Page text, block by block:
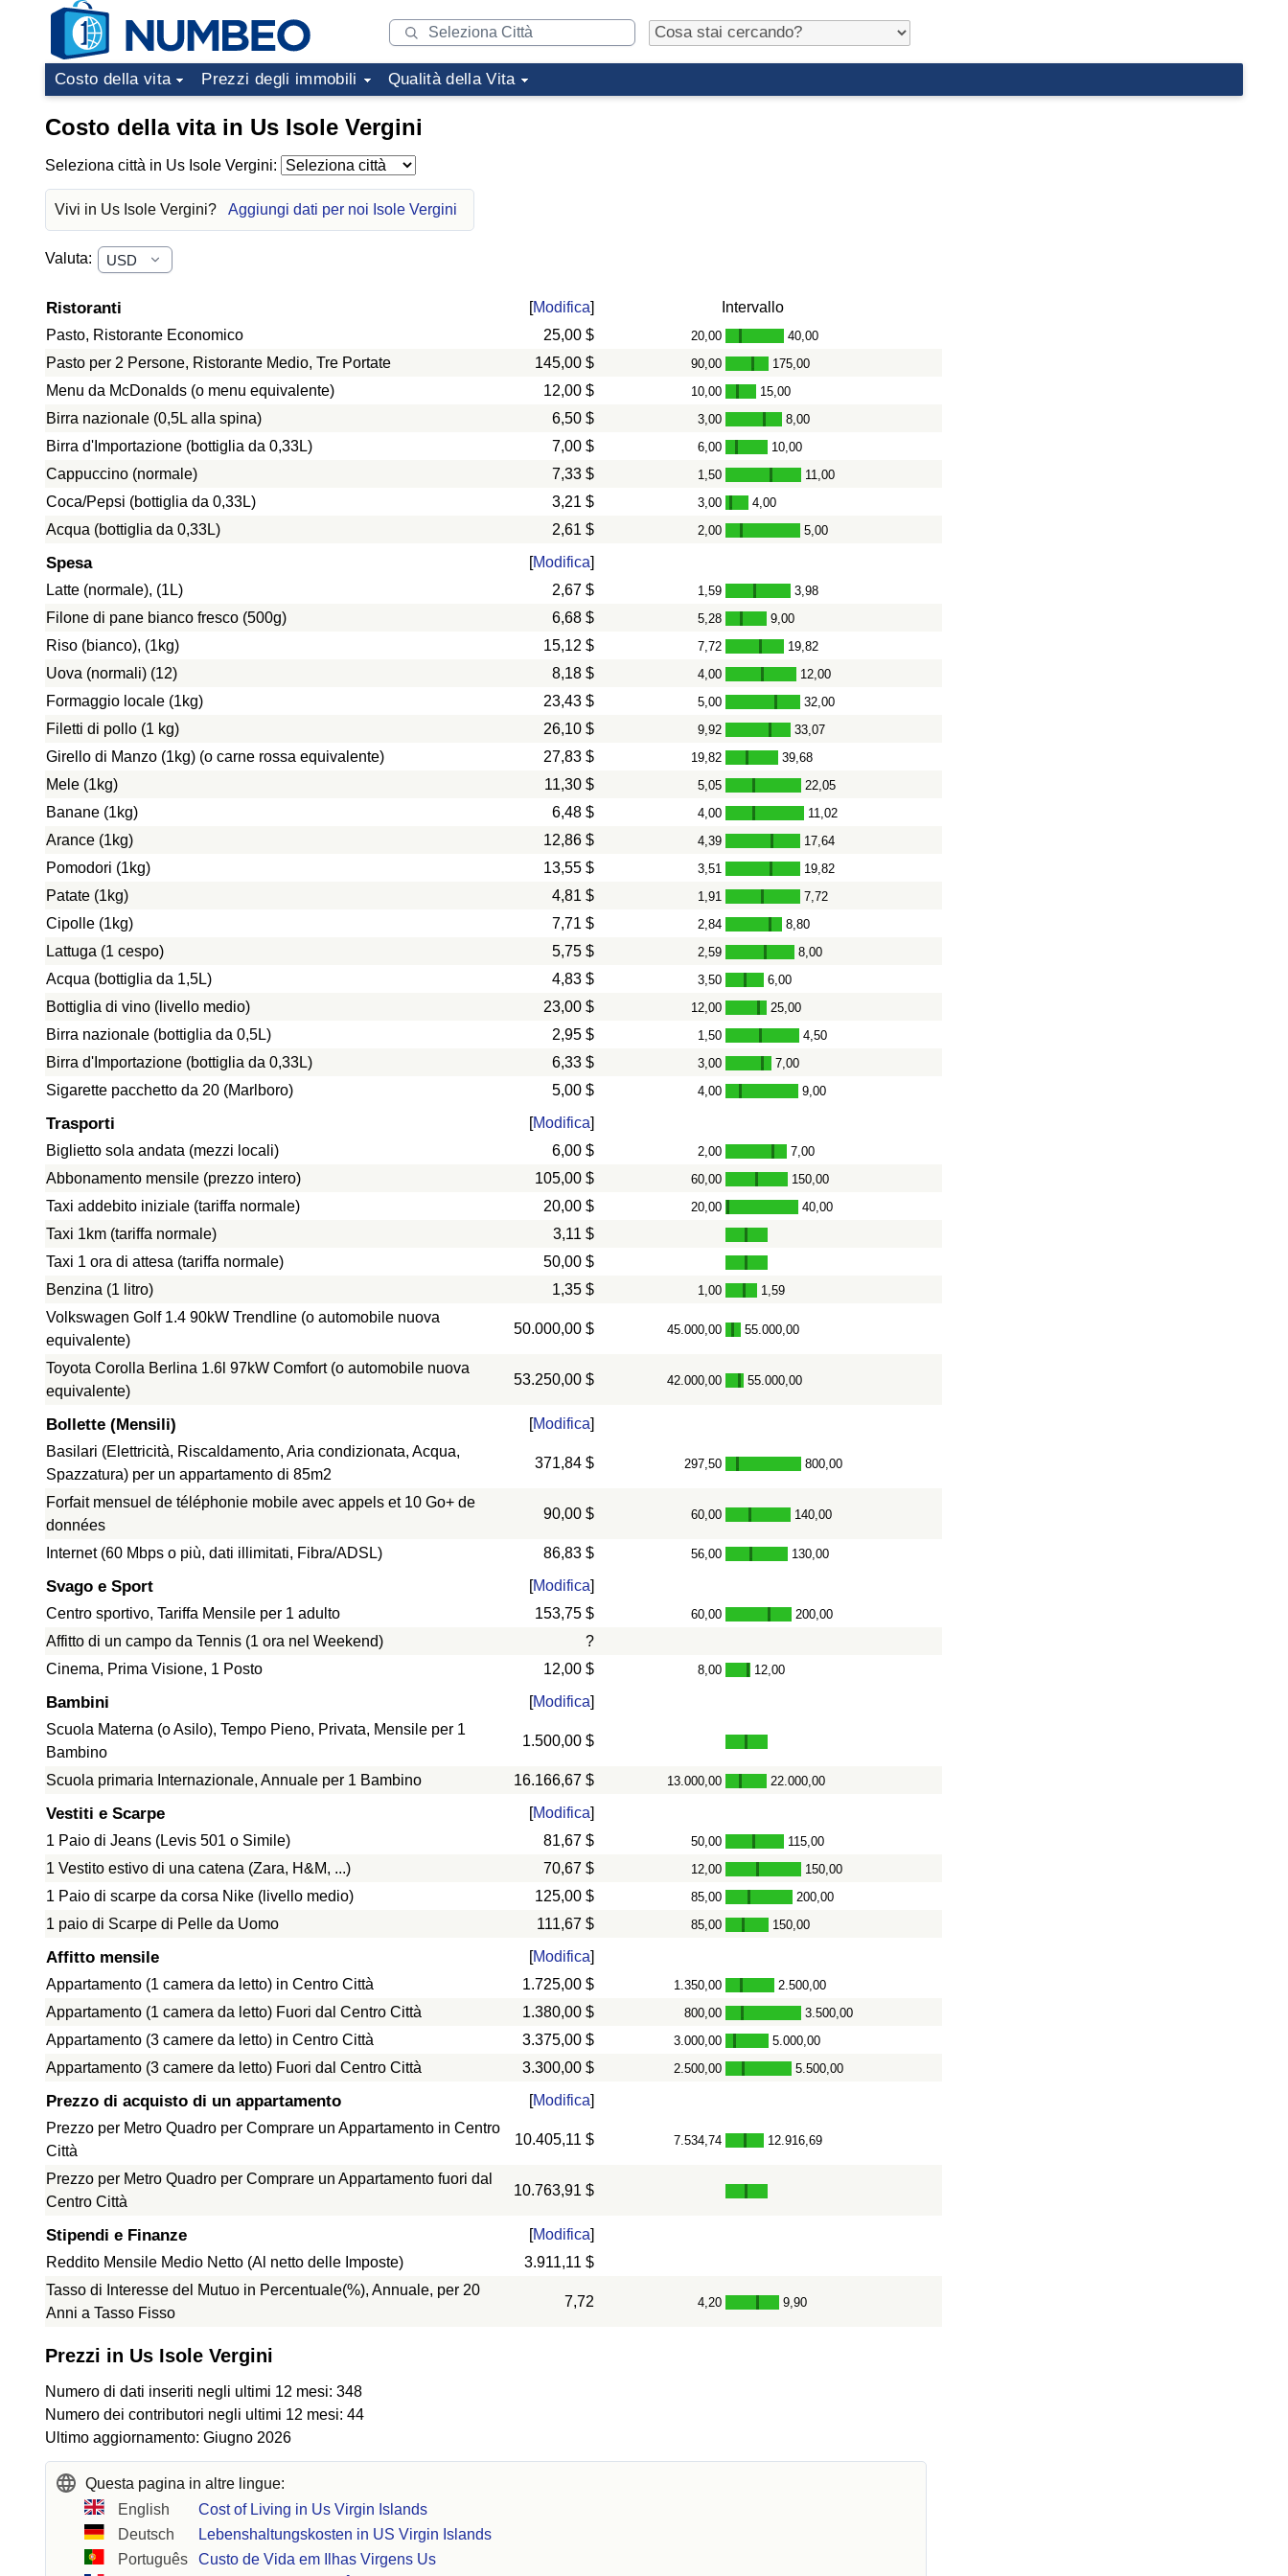
Costo della vita Prezzi degli immobili Qualità della Vita
Costo della vita in Us Isole Vergini
Seleziona città in Us Isole Vergini:
Vivi in Us Isole Vergini? Aggiungi dati per noi Isole Vergini
Valuta:
Ristoranti [Modifica]
Intervallo
Pasto, Ristorante Economico
25,00 $ 20,00 - 40,00
Pasto per 2 Persone, Ristorante Medio, Tre Portate 145,00 $ 90,00 - 175,00
Menu da McDonalds (o menu equivalente) 12,00 $ 10,00 - 15,00
Birra nazionale (0,5L alla spina) 6,50 $ 3,00 - 8,00
Birra d'Importazione (bottiglia da 0,33L) 7,00 $ 6,00 - 10,00
Cappuccino (normale) 7,33 $ 1,50 - 11,00
Coca/Pepsi (bottiglia da 0,33L) 3,21 $ 3,00 - 4,00
Acqua (bottiglia da 0,33L) 2,61 $ 2,00 - 5,00
Spesa [Modifica]
Latte (normale), (1L)
2,67 $ 1,59 - 3,98
Filone di pane bianco fresco (500g) 6,68 $ 5,28 - 9,00
Riso (bianco), (1kg) 15,12 $ 7,72 - 19,82
Uova (normali) (12) 8,18 $ 4,00 - 12,00
Formaggio locale (1kg) 23,43 $ 5,00 - 32,00
Filetti di pollo (1 kg) 26,10 $ 9,92 - 33,07
Girello di Manzo (1kg) (o carne rossa equivalente) 27,83 $ 19,82 - 39,68
Mele (1kg) 11,30 $ 5,05 - 22,05
Banane (1kg) 6,48 $ 4,00 - 11,02
Arance (1kg) 12,86 $ 4,39 - 17,64
Pomodori (1kg) 13,55 $ 3,51 - 19,82
Patate (1kg) 4,81 $ 1,91 - 7,72
Cipolle (1kg) 7,71 $ 2,84 - 8,80
Lattuga (1 cespo) 5,75 $ 2,59 - 8,00
Acqua (bottiglia da 1,5L) 4,83 $ 3,50 - 6,00
Bottiglia di vino (livello medio) 23,00 $ 12,00 - 25,00
Birra nazionale (bottiglia da 0,5L) 2,95 $ 1,50 - 4,50
Birra d'Importazione (bottiglia da 0,33L) 6,33 $ 3,00 - 7,00
Sigarette pacchetto da 20 (Marlboro) 5,00 $ 4,00 - 9,00
Trasporti [Modifica]
Biglietto sola andata (mezzi locali)
6,00 $ 2,00 - 7,00
Abbonamento mensile (prezzo intero) 105,00 $ 60,00 - 150,00
Taxi addebito iniziale (tariffa normale) 20,00 $ 20,00 - 40,00
Taxi 1km (tariffa normale)
3,11 $
Taxi 1 ora di attesa (tariffa normale)
50,00 $
Benzina (1 litro)
1,35 $ 1,00 - 1,59
Volkswagen Golf 1.4 90kW Trendline (o automobile nuova
equivalente)
50.000,00 $ 45.000,00 - 55.000,00
Toyota Corolla Berlina 1.6l 97kW Comfort (o automobile nuova
equivalente)
53.250,00 $ 42.000,00 - 55.000,00
Bollette (Mensili) [Modifica]
Basilari (Elettricità, Riscaldamento, Aria condizionata, Acqua,
Spazzatura) per un appartamento di 85m2
371,84 $ 297,50 - 800,00
Forfait mensuel de téléphonie mobile avec appels et 10 Go+ de
données
90,00 $ 60,00 - 140,00
Internet (60 Mbps o più, dati illimitati, Fibra/ADSL) 86,83 $ 56,00 - 130,00
Svago e Sport [Modifica]
Centro sportivo, Tariffa Mensile per 1 adulto
153,75 $ 60,00 - 200,00
Affitto di un campo da Tennis (1 ora nel Weekend)
?
Cinema, Prima Visione, 1 Posto
12,00 $ 8,00 - 12,00
Bambini [Modifica]
Scuola Materna (o Asilo), Tempo Pieno, Privata, Mensile per 1
Bambino
1.500,00 $
Scuola primaria Internazionale, Annuale per 1 Bambino 16.166,67 $ 13.000,00 - 22.000,00
Vestiti e Scarpe [Modifica]
1 Paio di Jeans (Levis 501 o Simile)
81,67 $ 50,00 - 115,00
1 Vestito estivo di una catena (Zara, H&M, ...) 70,67 $ 12,00 - 150,00
1 Paio di scarpe da corsa Nike (livello medio) 125,00 $ 85,00 - 200,00
1 paio di Scarpe di Pelle da Uomo 111,67 $ 85,00 - 150,00
Affitto mensile [Modifica]
Appartamento (1 camera da letto) in Centro Città
1.725,00 $ 1.350,00 - 2.500,00
Appartamento (1 camera da letto) Fuori dal Centro Città 1.380,00 $ 800,00 - 3.500,00
Appartamento (3 camere da letto) in Centro Città 3.375,00 $ 3.000,00 - 5.000,00
Appartamento (3 camere da letto) Fuori dal Centro Città 3.300,00 $ 2.500,00 - 5.500,00
Prezzo di acquisto di un appartamento [Modifica]
Prezzo per Metro Quadro per Comprare un Appartamento in Centro
Città
10.405,11 $ 7.534,74 - 12.916,69
Prezzo per Metro Quadro per Comprare un Appartamento fuori dal
Centro Città
10.763,91 $
Stipendi e Finanze [Modifica]
Reddito Mensile Medio Netto (Al netto delle Imposte)
3.911,11 $
Tasso di Interesse del Mutuo in Percentuale(%), Annuale, per 20
Anni a Tasso Fisso
7,72 4,20 - 9,90
Prezzi in Us Isole Vergini
Numero di dati inseriti negli ultimi 12 mesi: 348
Numero dei contributori negli ultimi 12 mesi: 44
Ultimo aggiornamento: Giugno 2026
Questa pagina in altre lingue:
English
Cost of Living in Us Virgin Islands
Deutsch
Lebenshaltungskosten in US Virgin Islands
Português
Custo de Vida em Ilhas Virgens Us